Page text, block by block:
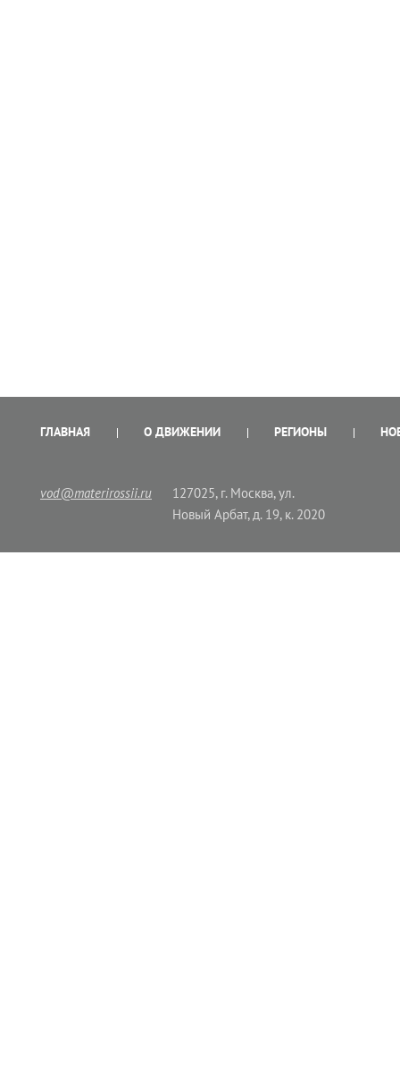
ГЛАВНАЯ О ДВИЖЕНИИ РЕГИОНЫ
vod@materirossii.ru
127025, г. Москва, ул.
Новый Арбат, д. 19, к. 2020